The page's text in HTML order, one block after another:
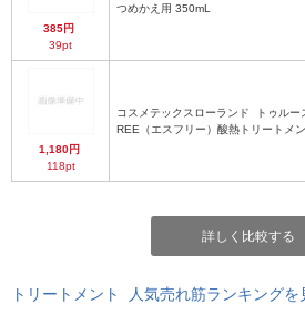
385円
39pt
つめかえ用 350mL
1,180円
118pt
コスメテックスローランド
REE（エスフリー）酸熱トリートメ
詳しく比較する
トリートメント 人気売れ筋ランキングを